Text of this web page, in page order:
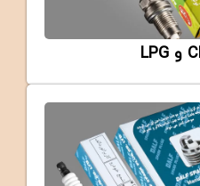
DALF CNG-LPG